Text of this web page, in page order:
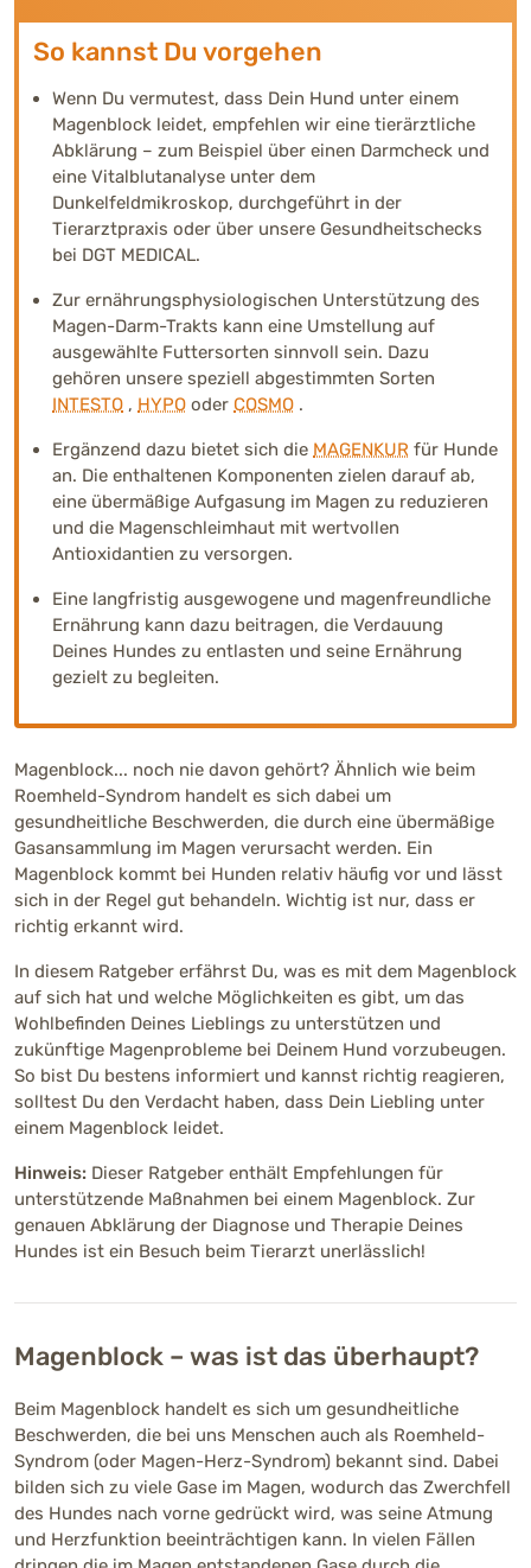
So kannst Du vorgehen
Wenn Du vermutest, dass Dein Hund unter einem
Magenblock leidet, empfehlen wir eine tierärztliche
Abklärung – zum Beispiel über einen Darmcheck und
eine Vitalblutanalyse unter dem
Dunkelfeldmikroskop, durchgeführt in der
Tierarztpraxis oder über unsere Gesundheitschecks
bei DGT MEDICAL.
Zur ernährungsphysiologischen Unterstützung des
Magen-Darm-Trakts kann eine Umstellung auf
ausgewählte Futtersorten sinnvoll sein. Dazu
gehören unsere speziell abgestimmten Sorten
INTESTO , HYPO oder COSMO .
Ergänzend dazu bietet sich die MAGENKUR für Hunde
an. Die enthaltenen Komponenten zielen darauf ab,
eine übermäßige Aufgasung im Magen zu reduzieren
und die Magenschleimhaut mit wertvollen
Antioxidantien zu versorgen.
Eine langfristig ausgewogene und magenfreundliche
Ernährung kann dazu beitragen, die Verdauung
Deines Hundes zu entlasten und seine Ernährung
gezielt zu begleiten.
Magenblock... noch nie davon gehört? Ähnlich wie beim
Roemheld-Syndrom handelt es sich dabei um
gesundheitliche Beschwerden, die durch eine übermäßige
Gasansammlung im Magen verursacht werden. Ein
Magenblock kommt bei Hunden relativ häufig vor und lässt
sich in der Regel gut behandeln. Wichtig ist nur, dass er
richtig erkannt wird.
In diesem Ratgeber erfährst Du, was es mit dem Magenblock
auf sich hat und welche Möglichkeiten es gibt, um das
Wohlbefinden Deines Lieblings zu unterstützen und
zukünftige Magenprobleme bei Deinem Hund vorzubeugen.
So bist Du bestens informiert und kannst richtig reagieren,
solltest Du den Verdacht haben, dass Dein Liebling unter
einem Magenblock leidet.
Hinweis: Dieser Ratgeber enthält Empfehlungen für
unterstützende Maßnahmen bei einem Magenblock. Zur
genauen Abklärung der Diagnose und Therapie Deines
Hundes ist ein Besuch beim Tierarzt unerlässlich!
Magenblock – was ist das überhaupt?
Beim Magenblock handelt es sich um gesundheitliche
Beschwerden, die bei uns Menschen auch als Roemheld-
Syndrom (oder Magen-Herz-Syndrom) bekannt sind. Dabei
bilden sich zu viele Gase im Magen, wodurch das Zwerchfell
des Hundes nach vorne gedrückt wird, was seine Atmung
und Herzfunktion beeinträchtigen kann. In vielen Fällen